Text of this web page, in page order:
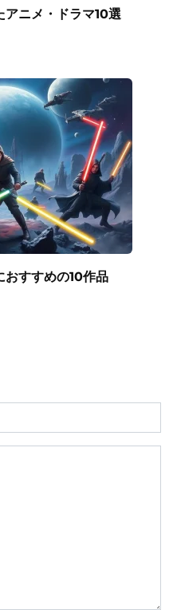
アニメ・ドラマ10選
おすすめの10作品